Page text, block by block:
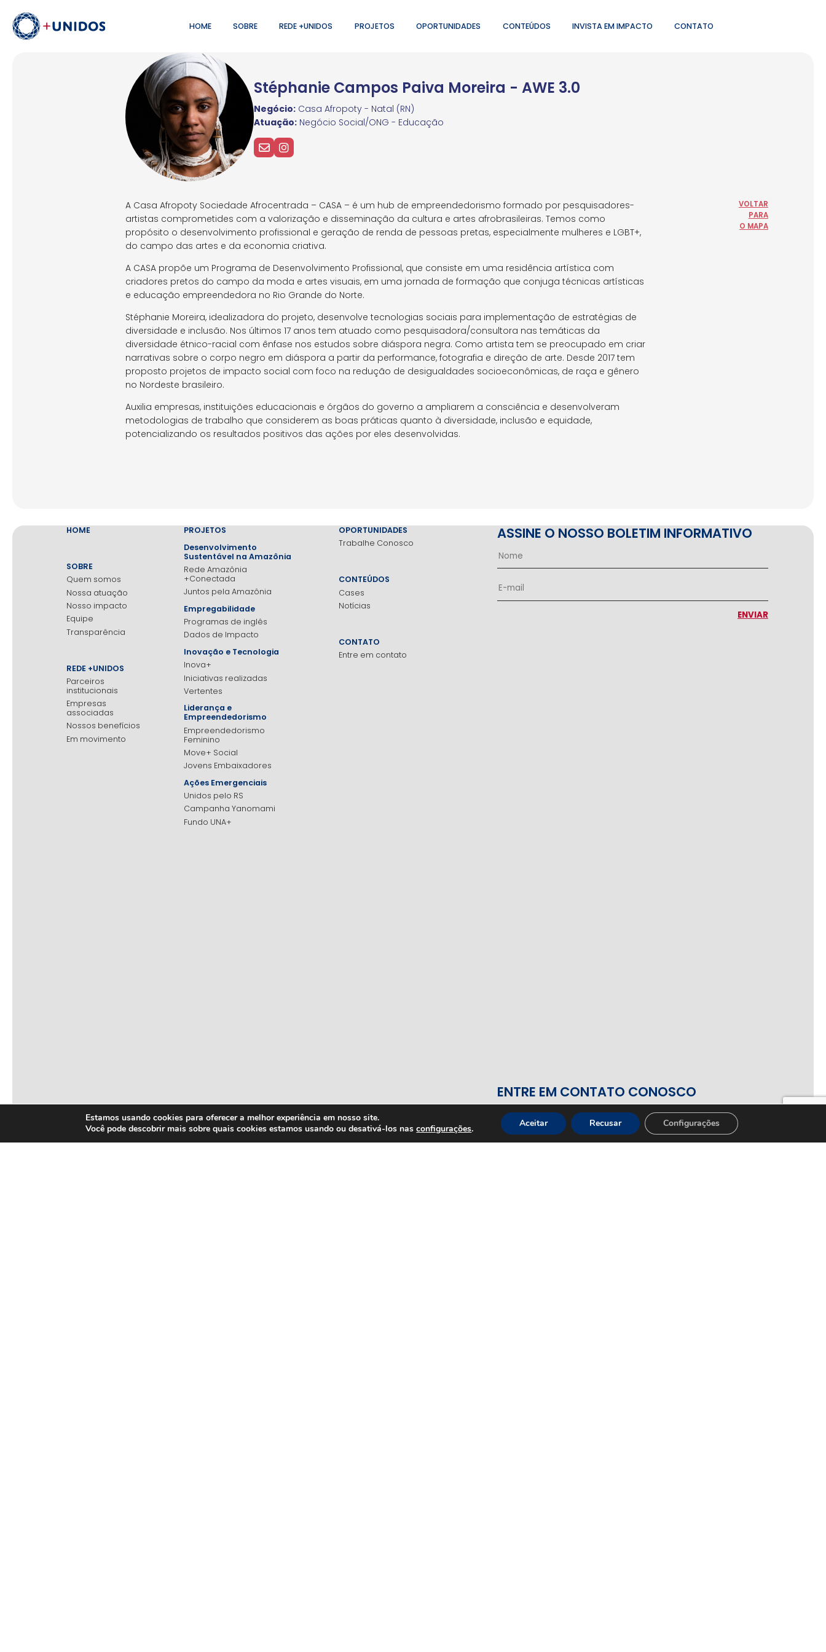
HOME SOBRE REDE +UNIDOS PROJETOS OPORTUNIDADES CONTEÚDOS INVISTA EM IMPACTO CONTATO
Stéphanie Campos Paiva Moreira - AWE 3.0
Negócio: Casa Afropoty - Natal (RN)
Atuação: Negócio Social/ONG - Educação
A Casa Afropoty Sociedade Afrocentrada – CASA – é um hub de empreendedorismo formado por pesquisadores-
artistas comprometides com a valorização e disseminação da cultura e artes afrobrasileiras. Temos como
propósito o desenvolvimento profissional e geração de renda de pessoas pretas, especialmente mulheres e LGBT+,
do campo das artes e da economia criativa.
A CASA propõe um Programa de Desenvolvimento Profissional, que consiste em uma residência artística com
criadores pretos do campo da moda e artes visuais, em uma jornada de formação que conjuga técnicas artísticas
e educação empreendedora no Rio Grande do Norte.
Stéphanie Moreira, idealizadora do projeto, desenvolve tecnologias sociais para implementação de estratégias de
diversidade e inclusão. Nos últimos 17 anos tem atuado como pesquisadora/consultora nas temáticas da
diversidade étnico-racial com ênfase nos estudos sobre diáspora negra. Como artista tem se preocupado em criar
narrativas sobre o corpo negro em diáspora a partir da performance, fotografia e direção de arte. Desde 2017 tem
proposto projetos de impacto social com foco na redução de desigualdades socioeconômicas, de raça e gênero
no Nordeste brasileiro.
Auxilia empresas, instituições educacionais e órgãos do governo a ampliarem a consciência e desenvolveram
metodologias de trabalho que considerem as boas práticas quanto à diversidade, inclusão e equidade,
potencializando os resultados positivos das ações por eles desenvolvidas.
VOLTAR
PARA
O MAPA
HOME
SOBRE
Quem somos
Nossa atuação
Nosso impacto
Equipe
Transparência
REDE +UNIDOS
Parceiros
institucionais
Empresas
associadas
Nossos benefícios
Em movimento
PROJETOS
Desenvolvimento
Sustentável na Amazônia
Rede Amazônia
+Conectada
Juntos pela Amazônia
Empregabilidade
Programas de inglês
Dados de Impacto
Inovação e Tecnologia
Inova+
Iniciativas realizadas
Vertentes
Liderança e
Empreendedorismo
Empreendedorismo
Feminino
Move+ Social
Jovens Embaixadores
Ações Emergenciais
Unidos pelo RS
Campanha Yanomami
Fundo UNA+
OPORTUNIDADES
Trabalhe Conosco
CONTEÚDOS
Cases
Notícias
CONTATO
Entre em contato
ASSINE O NOSSO BOLETIM INFORMATIVO
ENTRE EM CONTATO CONOSCO
Estamos usando cookies para oferecer a melhor experiência em nosso site.
Você pode descobrir mais sobre quais cookies estamos usando ou desativá-los nasconfigurações. Aceitar Recusar Configurações